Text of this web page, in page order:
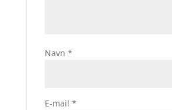
Navn *
E-mail *